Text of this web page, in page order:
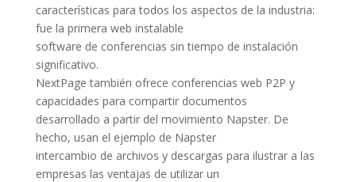
características para todos los aspectos de la industria:
fue la primera web instalable
software de conferencias sin tiempo de instalación
significativo.
NextPage también ofrece conferencias web P2P y
capacidades para compartir documentos
desarrollado a partir del movimiento Napster. De
hecho, usan el ejemplo de Napster
intercambio de archivos y descargas para ilustrar a las
empresas las ventajas de utilizar un